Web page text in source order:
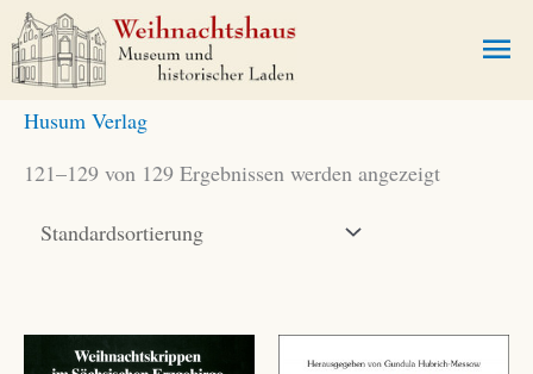
Zum
Inhalt
springen
Husum Verlag
121–129 von 129 Ergebnissen werden angezeigt